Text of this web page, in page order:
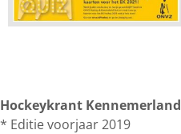
Hockeykrant Kennemerland
* Editie voorjaar 2019